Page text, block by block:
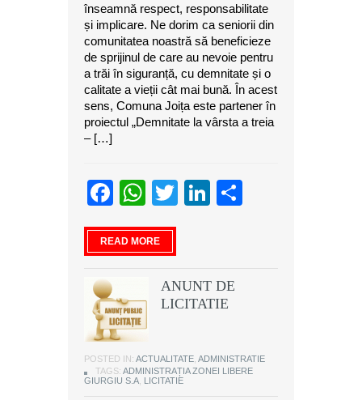
înseamnă respect, responsabilitate
și implicare. Ne dorim ca seniorii din
comunitatea noastră să beneficieze
de sprijinul de care au nevoie pentru
a trăi în siguranță, cu demnitate și o
calitate a vieții cât mai bună. În acest
sens, Comuna Joița este partener în
proiectul „Demnitate la vârsta a treia
– […]
Facebook
WhatsApp
TwitterLinkedIn
READ MORE
ANUNT DE
LICITATIE
POSTED IN: ACTUALITATE ADMINISTRATIE
TAGS: ADMINISTRAȚIA ZONEI LIBERE
GIURGIU S.A LICITATIE